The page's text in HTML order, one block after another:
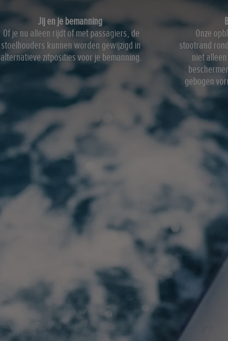
Jij en je bemanning
Of je nu alleen rijdt of met passagiers, de
stoelhouders kunnen worden gewijzigd in
alternatieve zitposities voor je bemanning.
Onze
stootrand
niet
gebogen